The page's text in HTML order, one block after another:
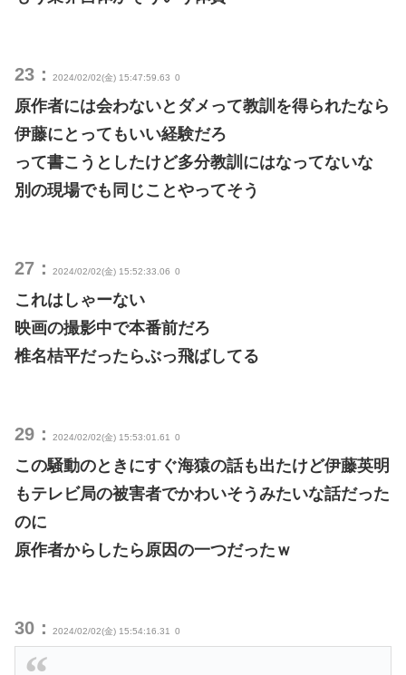
23： 2024/02/02(金) 15:47:59.63 0
原作者には会わないとダメって教訓を得られたなら
伊藤にとってもいい経験だろ
って書こうとしたけど多分教訓にはなってないな
別の現場でも同じことやってそう
27： 2024/02/02(金) 15:52:33.06 0
これはしゃーない
映画の撮影中で本番前だろ
椎名桔平だったらぶっ飛ばしてる
29： 2024/02/02(金) 15:53:01.61 0
この騒動のときにすぐ海猿の話も出たけど伊藤英明
もテレビ局の被害者でかわいそうみたいな話だった
のに
原作者からしたら原因の一つだったｗ
30： 2024/02/02(金) 15:54:16.31 0